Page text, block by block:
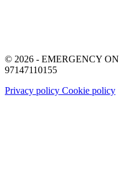
© 2026 - EMERGENCY
97147110155
Privacy policy Cookie policy